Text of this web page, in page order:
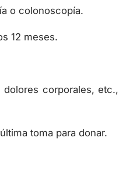
o colonoscopía.
12 meses.
corporales, etc.,
toma para donar.